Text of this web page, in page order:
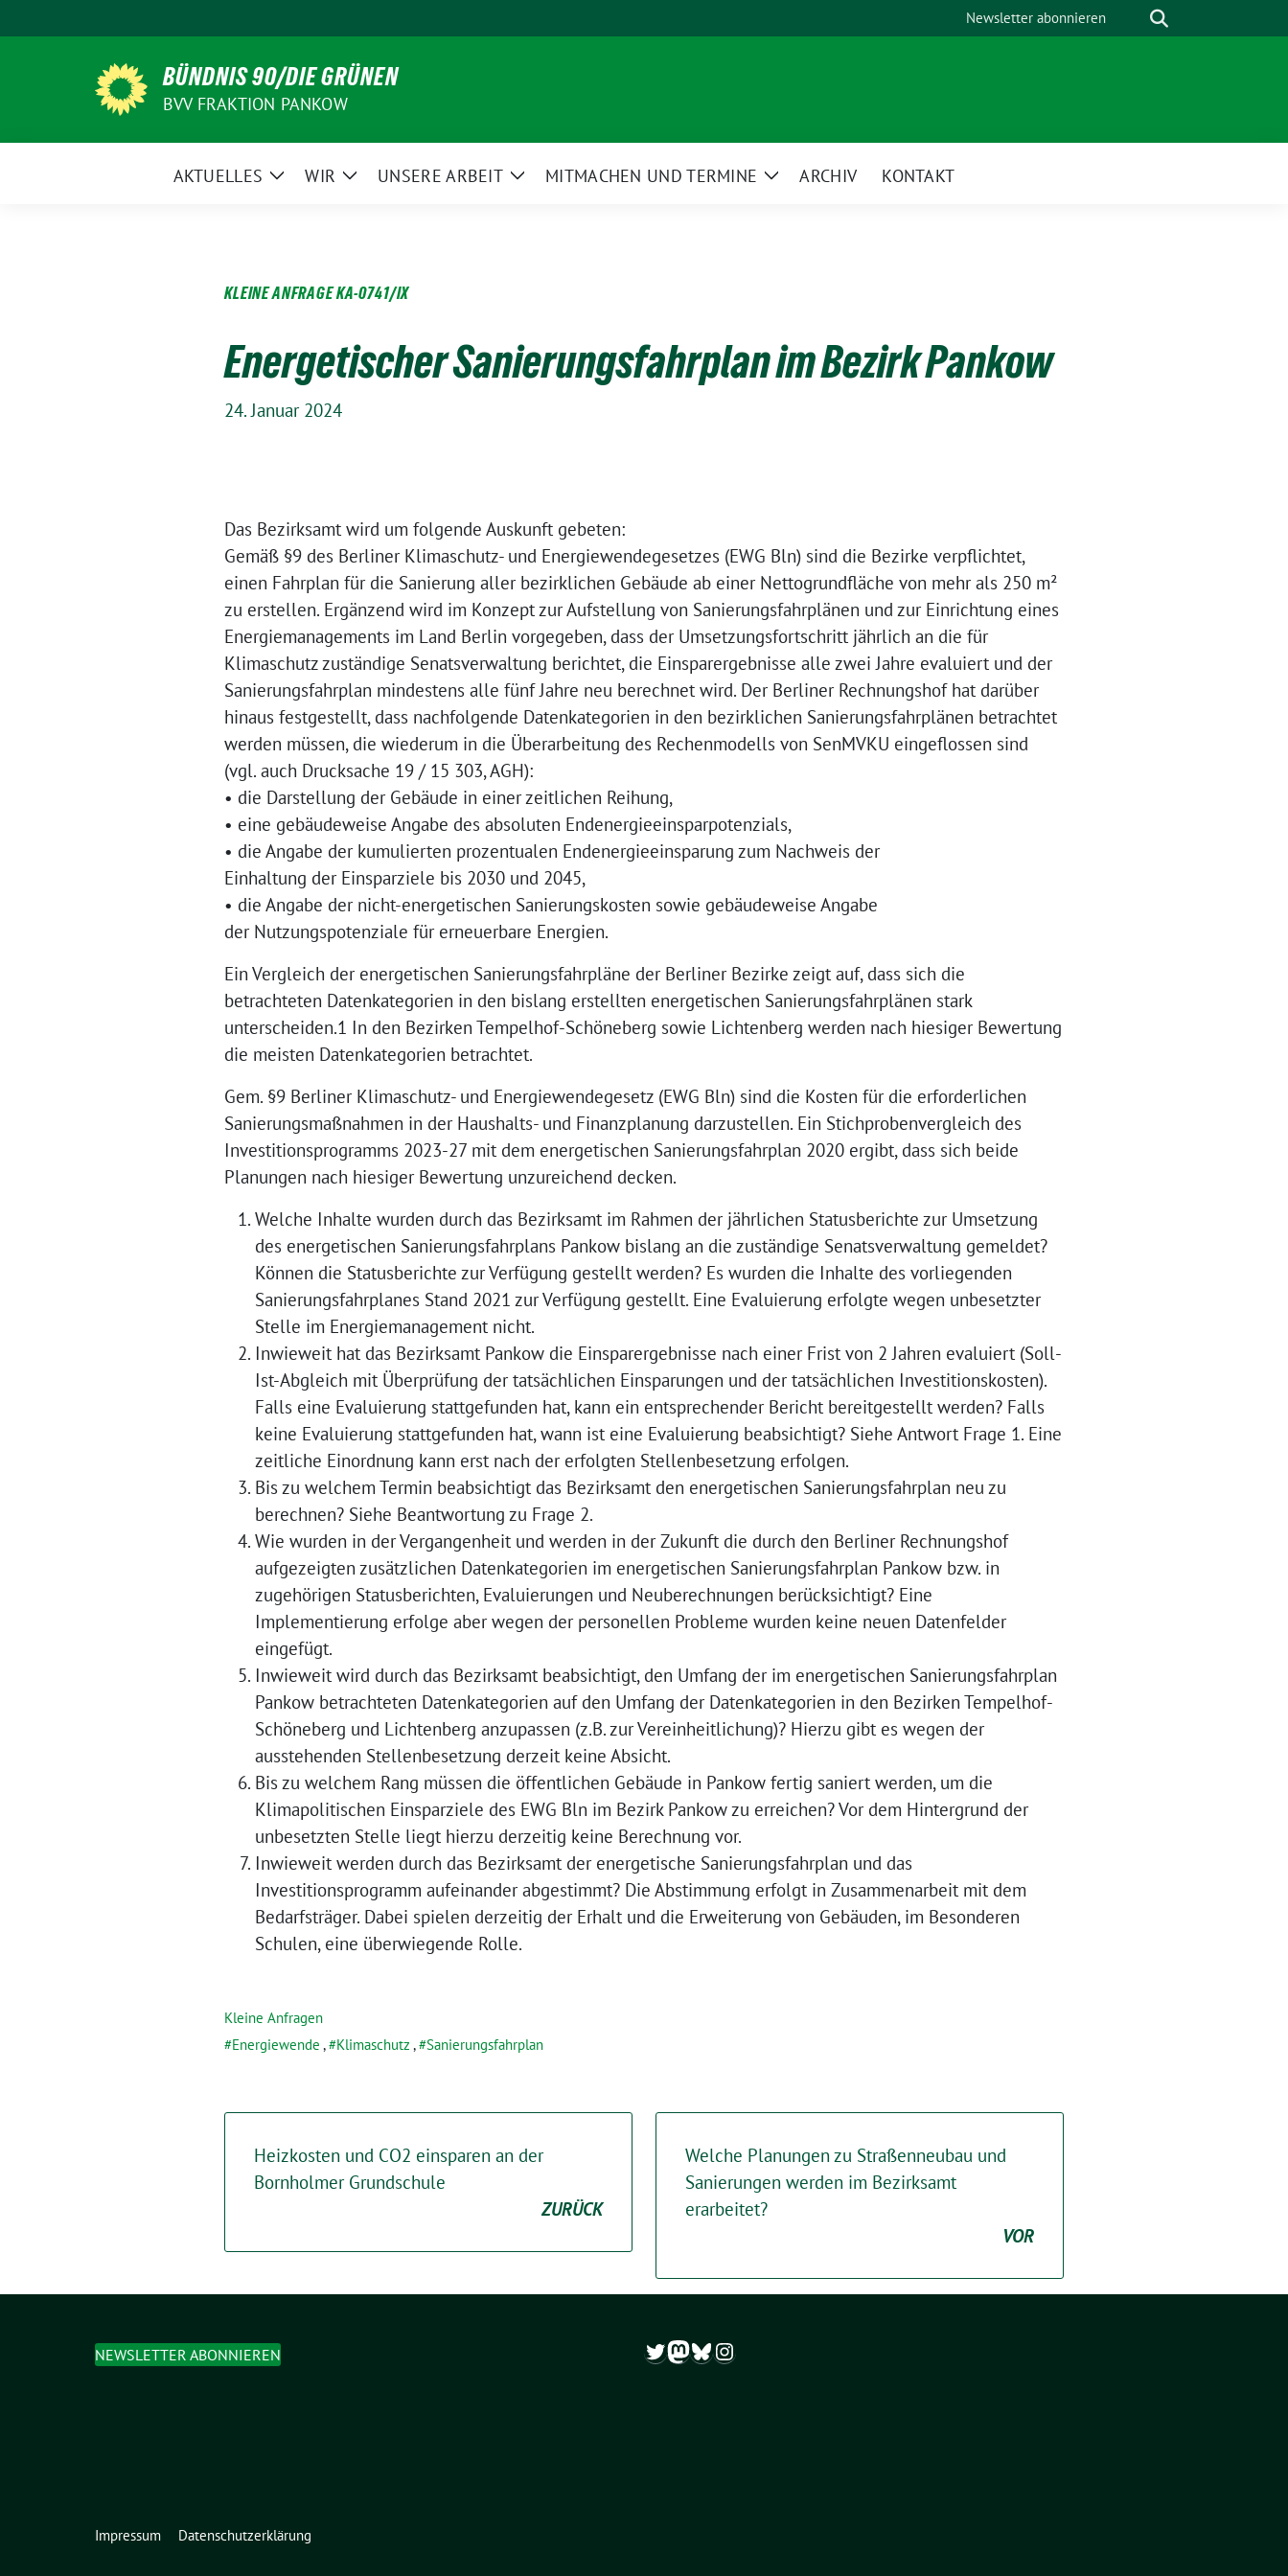
zum
Newsletter abonnieren Suche
BÜNDNIS 90/DIE GRÜNEN
BVV FRAKTION PANKOW
AKTUELLES
ZeigeWIR
ZeigeUNSERE ARBEIT
ZeigeMITMACHEN UND TERMINE
ZeigeARCHIV KONTAKT
KLEINE ANFRAGE KA-0741/IX
Energetischer Sanierungsfahrplan im Bezirk Pankow
24. Januar 2024
Das Bezirksamt wird um folgende Auskunft gebeten:
Gemäß §9 des Berliner Klimaschutz- und Energiewendegesetzes (EWG Bln) sind die Bezirke verpflichtet,
einen Fahrplan für die Sanierung aller bezirklichen Gebäude ab einer Nettogrundfläche von mehr als 250 m²
zu erstellen. Ergänzend wird im Konzept zur Aufstellung von Sanierungsfahrplänen und zur Einrichtung eines
Energiemanagements im Land Berlin vorgegeben, dass der Umsetzungsfortschritt jährlich an die für
Klimaschutz zuständige Senatsverwaltung berichtet, die Einsparergebnisse alle zwei Jahre evaluiert und der
Sanierungsfahrplan mindestens alle fünf Jahre neu berechnet wird. Der Berliner Rechnungshof hat darüber
hinaus festgestellt, dass nachfolgende Datenkategorien in den bezirklichen Sanierungsfahrplänen betrachtet
werden müssen, die wiederum in die Überarbeitung des Rechenmodells von SenMVKU eingeflossen sind
(vgl. auch Drucksache 19 / 15 303, AGH):
• die Darstellung der Gebäude in einer zeitlichen Reihung,
• eine gebäudeweise Angabe des absoluten Endenergieeinsparpotenzials,
• die Angabe der kumulierten prozentualen Endenergieeinsparung zum Nachweis der
Einhaltung der Einsparziele bis 2030 und 2045,
• die Angabe der nicht-energetischen Sanierungskosten sowie gebäudeweise Angabe
der Nutzungspotenziale für erneuerbare Energien.
Ein Vergleich der energetischen Sanierungsfahrpläne der Berliner Bezirke zeigt auf, dass sich die
betrachteten Datenkategorien in den bislang erstellten energetischen Sanierungsfahrplänen stark
unterscheiden.1 In den Bezirken Tempelhof-Schöneberg sowie Lichtenberg werden nach hiesiger Bewertung
die meisten Datenkategorien betrachtet.
Gem. §9 Berliner Klimaschutz- und Energiewendegesetz (EWG Bln) sind die Kosten für die erforderlichen
Sanierungsmaßnahmen in der Haushalts- und Finanzplanung darzustellen. Ein Stichprobenvergleich des
Investitionsprogramms 2023-27 mit dem energetischen Sanierungsfahrplan 2020 ergibt, dass sich beide
Planungen nach hiesiger Bewertung unzureichend decken.
Welche Inhalte wurden durch das Bezirksamt im Rahmen der jährlichen Statusberichte zur Umsetzung
des energetischen Sanierungsfahrplans Pankow bislang an die zuständige Senatsverwaltung gemeldet?
Können die Statusberichte zur Verfügung gestellt werden? Es wurden die Inhalte des vorliegenden
Sanierungsfahrplanes Stand 2021 zur Verfügung gestellt. Eine Evaluierung erfolgte wegen unbesetzter
Stelle im Energiemanagement nicht.
Inwieweit hat das Bezirksamt Pankow die Einsparergebnisse nach einer Frist von 2 Jahren evaluiert (Soll-
Ist-Abgleich mit Überprüfung der tatsächlichen Einsparungen und der tatsächlichen Investitionskosten).
Falls eine Evaluierung stattgefunden hat, kann ein entsprechender Bericht bereitgestellt werden? Falls
keine Evaluierung stattgefunden hat, wann ist eine Evaluierung beabsichtigt? Siehe Antwort Frage 1. Eine
zeitliche Einordnung kann erst nach der erfolgten Stellenbesetzung erfolgen.
Bis zu welchem Termin beabsichtigt das Bezirksamt den energetischen Sanierungsfahrplan neu zu
berechnen? Siehe Beantwortung zu Frage 2.
Wie wurden in der Vergangenheit und werden in der Zukunft die durch den Berliner Rechnungshof
aufgezeigten zusätzlichen Datenkategorien im energetischen Sanierungsfahrplan Pankow bzw. in
zugehörigen Statusberichten, Evaluierungen und Neuberechnungen berücksichtigt? Eine
Implementierung erfolge aber wegen der personellen Probleme wurden keine neuen Datenfelder
eingefügt.
Inwieweit wird durch das Bezirksamt beabsichtigt, den Umfang der im energetischen Sanierungsfahrplan
Pankow betrachteten Datenkategorien auf den Umfang der Datenkategorien in den Bezirken Tempelhof-
Schöneberg und Lichtenberg anzupassen (z.B. zur Vereinheitlichung)? Hierzu gibt es wegen der
ausstehenden Stellenbesetzung derzeit keine Absicht.
Bis zu welchem Rang müssen die öffentlichen Gebäude in Pankow fertig saniert werden, um die
Klimapolitischen Einsparziele des EWG Bln im Bezirk Pankow zu erreichen? Vor dem Hintergrund der
unbesetzten Stelle liegt hierzu derzeitig keine Berechnung vor.
Inwieweit werden durch das Bezirksamt der energetische Sanierungsfahrplan und das
Investitionsprogramm aufeinander abgestimmt? Die Abstimmung erfolgt in Zusammenarbeit mit dem
Bedarfsträger. Dabei spielen derzeitig der Erhalt und die Erweiterung von Gebäuden, im Besonderen
Schulen, eine überwiegende Rolle.
Kleine Anfragen
Energiewende , Klimaschutz , Sanierungsfahrplan
Heizkosten und CO2 einsparen an der
Bornholmer Grundschule
ZURÜCK
Welche Planungen zu Straßenneubau und
Sanierungen werden im Bezirksamt
erarbeitet?
VOR
NEWSLETTER ABONNIEREN Twitter
Mastodon
Bluesky
Instagram
Impressum Datenschutzerklärung